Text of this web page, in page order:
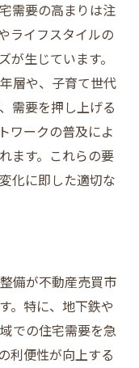
産売買への影響
性
響
大阪市内注目エ
需要の高まりは注
ライフスタイルの
生じています。
層や、子育て世代
需要を押し上げる
ワークの普及によ
ます。これらの要
化に即した適切な
備が不動産売買市
。特に、地下鉄や
での住宅需要を急
利便性が向上する